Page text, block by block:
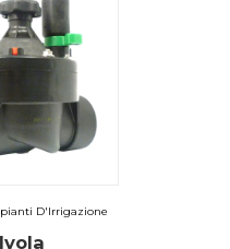
D'Irrigazione